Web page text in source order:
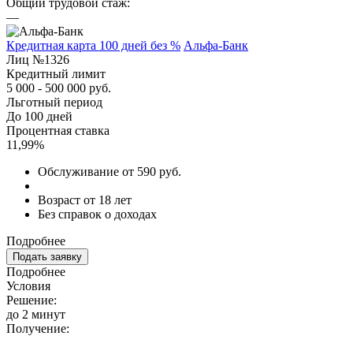
—
Кредитная карта 100 дней без % Альфа-Банк
Лиц №1326
Кредитный лимит
5 000 - 500 000 руб.
Льготный период
До 100 дней
Процентная ставка
11,99%
Обслуживание от 590 руб.
Возраст от 18 лет
Без справок о доходах
Подробнее
Подать заявку
Подробнее
Условия
Решение:
до 2 минут
Получение: